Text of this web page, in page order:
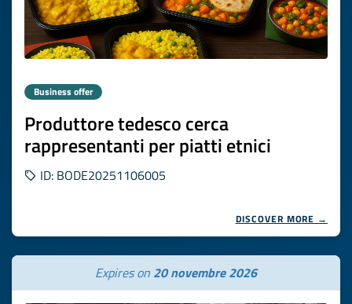
Business offer
Produttore tedesco cerca
rappresentanti per piatti etnici
ID: BODE20251106005
DISCOVER MORE →
Expires on 20 novembre 2026